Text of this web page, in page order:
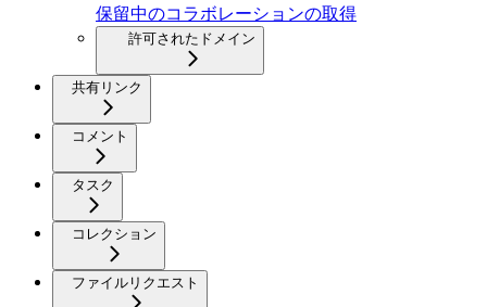
保留中のコラボレーションの取得
許可されたドメイン
共有リンク
コメント
タスク
コレクション
ファイルリクエスト